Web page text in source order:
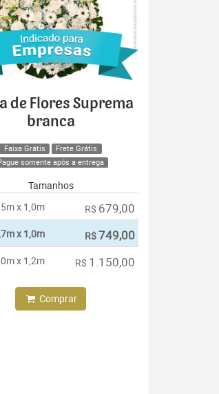
de Flores Suprema
branca
Faixa Grátis
Frete Grátis
somente após a entrega
Tamanhos
x 1,0m
R$ 679,00
x 1,0m R$749,00
x 1,2m R$ 1.150,00
Comprar